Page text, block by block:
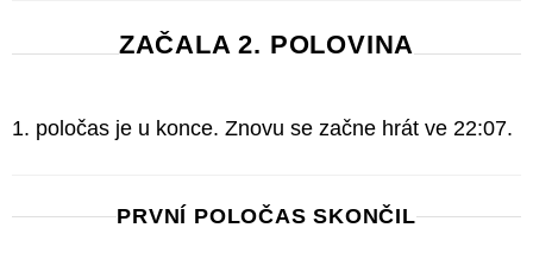
ZAČALA 2. POLOVINA
1. poločas je u konce. Znovu se začne hrát ve 22:07.
PRVNÍ POLOČAS SKONČIL